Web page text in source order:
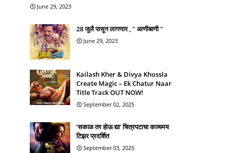
June 29, 2023
28 जुलै पासून लागणार , " आणीबाणी "
June 29, 2023
Kailash Kher & Divya Khossla
Create Magic – Ek Chatur Naar
Title Track OUT NOW!
September 02, 2025
‘सकाळ तर होऊ द्या’ चित्रपटाचा काव्यमय
टिझर प्रदर्शित
September 03, 2025